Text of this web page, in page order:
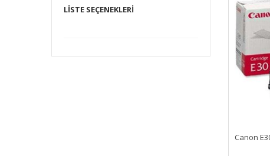
LISTE SEÇENEKLERI
Canon